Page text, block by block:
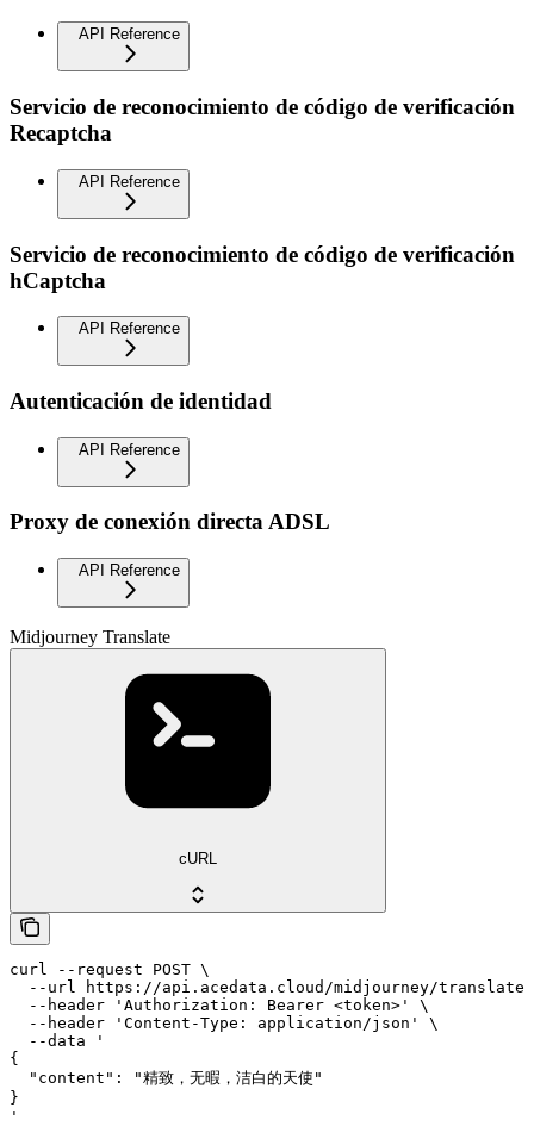
API Reference
Servicio de reconocimiento de código de verificación
Recaptcha
API Reference
Servicio de reconocimiento de código de verificación
hCaptcha
API Reference
Autenticación de identidad
API Reference
Proxy de conexión directa ADSL
API Reference
Midjourney Translate
cURL
curl --request POST \
--url https://api.acedata.cloud/midjourney/translate
  --header 'Authorization: Bearer <token>' \
  --header 'Content-Type: application/json' \
  --data '
{
  "content": "精致，无暇，洁白的天使"
}
'